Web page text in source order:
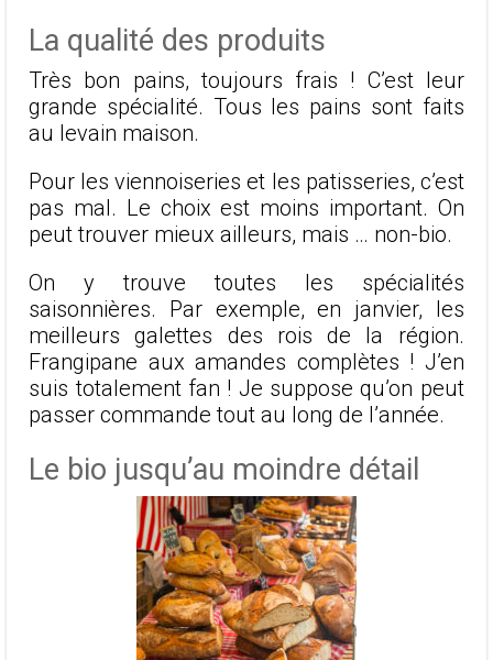
La qualité des produits
Très bon pains, toujours frais ! C’est leur
grande spécialité. Tous les pains sont faits
au levain maison.
Pour les viennoiseries et les patisseries, c’est
pas mal. Le choix est moins important. On
peut trouver mieux ailleurs, mais … non-bio.
On y trouve toutes les spécialités
saisonnières. Par exemple, en janvier, les
meilleurs galettes des rois de la région.
Frangipane aux amandes complètes ! J’en
suis totalement fan ! Je suppose qu’on peut
passer commande tout au long de l’année.
Le bio jusqu’au moindre détail